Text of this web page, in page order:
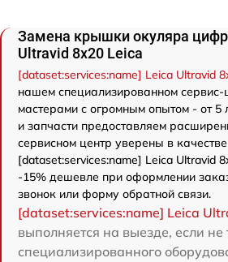
Замена крышки окуляра
Ultravid 8x20 Leica
[dataset:services:name] Leica Ultravid
нашем специализированном сервис-
мастерами с огромным опытом - от 5
и запчасти предоставляем
сервисном центр уверены в
[dataset:services:name] Leica Ultravid
-15% дешевле при оформлении
звонок или форму обратной связи.
[dataset:services:name] Leica
выполняется на выезде, если не
специализированного